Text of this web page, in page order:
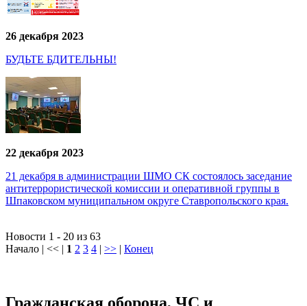
26 декабря 2023
БУДЬТЕ БДИТЕЛЬНЫ!
22 декабря 2023
21 декабря в администрации ШМО СК состоялось заседание
антитеррористической комиссии и оперативной группы в
Шпаковском муниципальном округе Ставропольского края.
Новости 1 - 20 из 63
Начало | << | 1 2 3 4 | >> | Конец